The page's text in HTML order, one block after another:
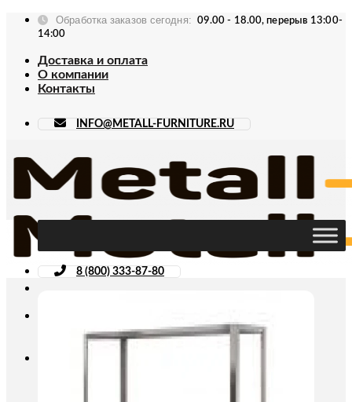
Skip
Обработка заказов сегодня:
09.00 - 18.00, перерыв 13:00-
14:00
Доставка и оплата
О компании
Контакты
INFO@METALL-FURNITURE.RU
8 (800) 333-87-80